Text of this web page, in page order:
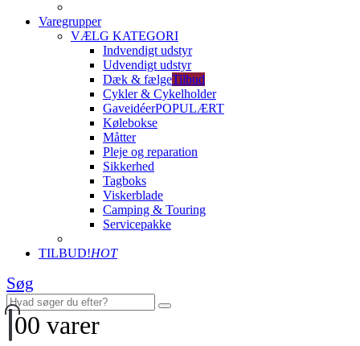
Varegrupper
VÆLG KATEGORI
Indvendigt udstyr
Udvendigt udstyr
Dæk & fælgeTilbud
Cykler & Cykelholder
GaveidéerPOPULÆRT
Kølebokse
Måtter
Pleje og reparation
Sikkerhed
Tagboks
Viskerblade
Camping & Touring
Servicepakke
TILBUD!HOT
Søg
00 varer